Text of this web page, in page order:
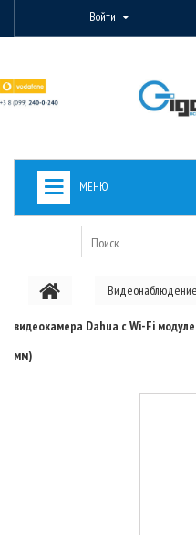
Войти
МЕНЮ
PON ОБОРУДОВАНИЕ
Видеонаблюдение
видеокамера Dahua с Wi-Fi
мм)